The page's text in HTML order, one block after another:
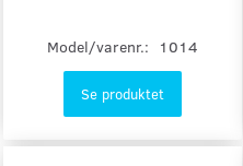
Model/varenr.: 1014
Se produktet